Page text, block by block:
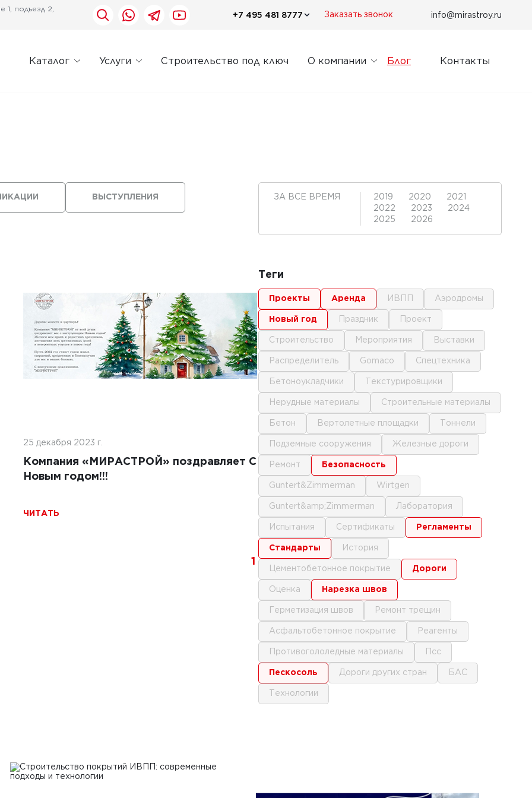
1, подъезд 2,
+7 495 481 8777 Заказать звонок info@mirastroy.ru
Каталог Услуги Строительство под ключ О компании Блог Контакты
ВЫСТУПЛЕНИЯ
25 декабря 2023 г.
Компания «МИРАСТРОЙ» поздравляет С
Новым годом!!!
ЧИТАТЬ
1
2024 г.
бетоноукладчика: что нужно
перед выбором подрядчика
на строительном объекте
ЗА ВСЕ ВРЕМЯ 2019 2020
2021
2022
2023
2024
2025
2026
Теги
проекты аренда ИВПП аэродромы
новый год праздник проект
строительство мероприятия выставки
распределитель gomaco спецтехника
бетоноукладчики текстурировщики
нерудные материалы строительные материалы
бетон вертолетные площадки тоннели
подземные сооружения железные дороги
ремонт безопасность
Guntert&Zimmerman Wirtgen
Guntert&amp;Zimmerman лаборатория
испытания сертификаты регламенты
стандарты история
цементобетонное покрытие дороги
оценка нарезка швов
герметизация швов ремонт трещин
асфальтобетонное покрытие реагенты
противогололедные материалы псс
пескосоль дороги других стран БАС
технологии